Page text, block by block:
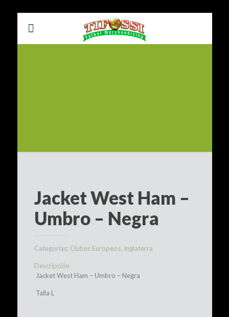
Jacket West Ham –
Umbro – Negra
Categorías: Clubes Europeos, Inglaterra
Descripción
Jacket West Ham – Umbro – Negra
Talla L